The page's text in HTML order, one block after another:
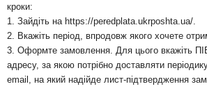
кроки:
1. Зайдіть на https://peredplata.ukrposhta.ua/
2. Вкажіть період, впродовж якого хочете
3. Оформте замовлення. Для цього вкажіть
адресу, за якою потрібно доставляти
email, на який надійде лист-підтвердження